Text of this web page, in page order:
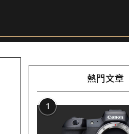
熱門文章
1